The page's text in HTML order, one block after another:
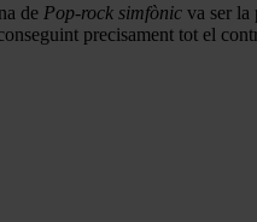
de Pop-rock simfònic va ser la
precisament tot el